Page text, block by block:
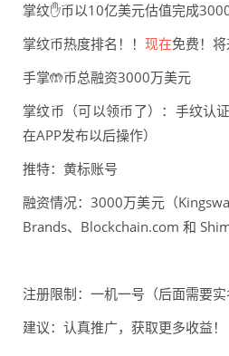
掌纹✋币以10亿美元估值完成
掌纹币热度排名！！ 现在免费！
手掌🤲币总融资3000万美元
掌纹币（可以领币了）：手纹认
在APP发布以后操作）
推特：黄标账号
融资情况：3000万美元（
Brands、Blockchain.com 和
注册限制：一机一号（后面需要实
建议：认真推广，获取更多收益！